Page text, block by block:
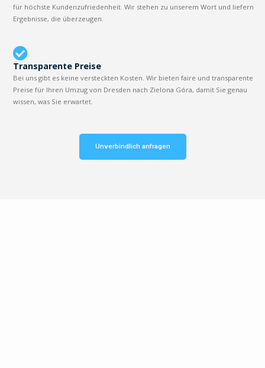
für höchste Kundenzufriedenheit. Wir stehen zu unserem Wort und liefern
Ergebnisse, die überzeugen.
Transparente Preise
Bei uns gibt es keine versteckten Kosten. Wir bieten faire und transparente
Preise für Ihren Umzug von Dresden nach Zielona Góra, damit Sie genau
wissen, was Sie erwartet.
Unverbindlich anfragen